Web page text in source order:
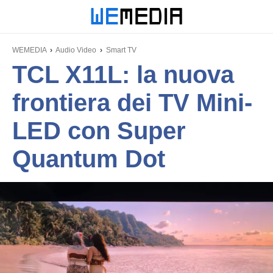
WEMEDIA Audio Video Smart TV
TCL X11L: la nuova
frontiera dei TV Mini-
LED con Super
Quantum Dot